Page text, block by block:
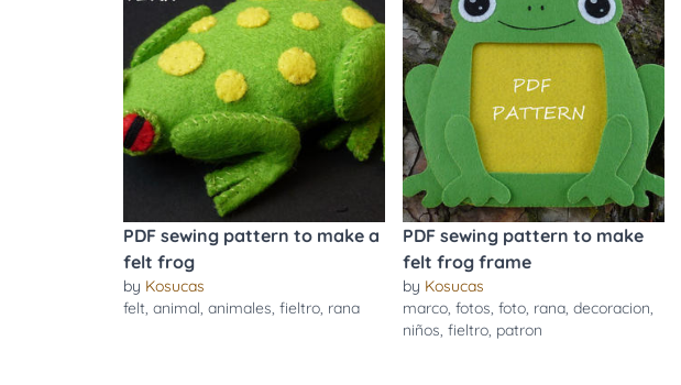
PDF sewing pattern to make a
felt frog
by Kosucas
felt, animal, animales, fieltro, rana
PDF sewing pattern to make
felt frog frame
by Kosucas
marco,fotos,foto, rana,decoracion,
niños,fieltro, patron